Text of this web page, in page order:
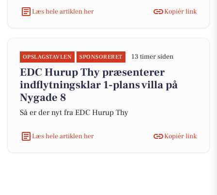
Læs hele artiklen her
Kopiér link
OPSLAGSTAVLEN SPONSORERET 13 timer siden
EDC Hurup Thy præsenterer
indflytningsklar 1-plans villa på
Nygade 8
Så er der nyt fra EDC Hurup Thy
Læs hele artiklen her Kopiér link